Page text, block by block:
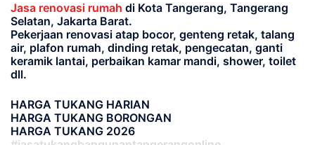
Jasa renovasi rumah di Kota Tangerang, Tangerang
Selatan, Jakarta Barat.
Pekerjaan renovasi atap bocor, genteng retak, talang
air, plafon rumah, dinding retak, pengecatan, ganti
keramik lantai, perbaikan kamar mandi, shower, toilet
dll.
HARGA TUKANG HARIAN
HARGA TUKANG BORONGAN
HARGA TUKANG 2026